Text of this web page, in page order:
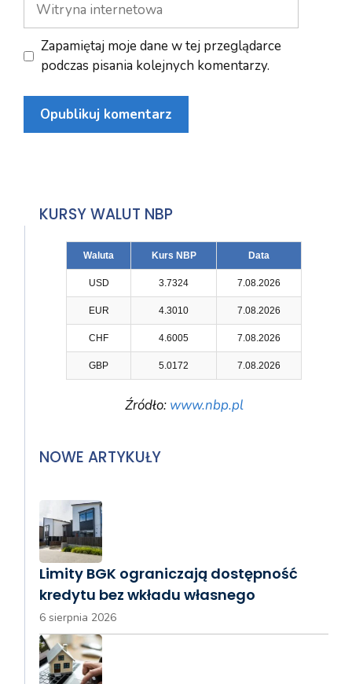
internetowa
Zapamiętaj moje dane w tej przeglądarce
podczas pisania kolejnych komentarzy.
KURSY WALUT NBP
Waluta Kurs NBP Data
USD 3.7324 7.08.2026
EUR 4.3010 7.08.2026
CHF 4.6005 7.08.2026
GBP 5.0172 7.08.2026
Źródło: www.nbp.pl
NOWE ARTYKUŁY
Limity BGK ograniczają dostępność
kredytu bez wkładu własnego
6 sierpnia 2026